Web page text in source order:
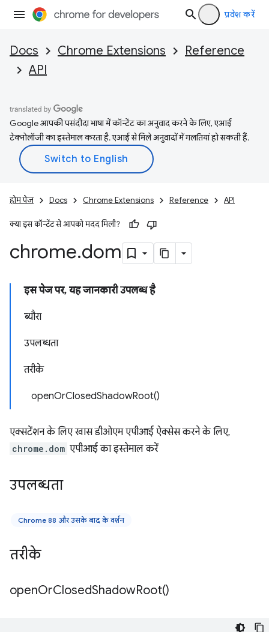
प्रवेश करें
Docs Chrome Extensions
Reference
API
Google आपकी पसंदीदा भाषा में कॉन्टेंट का अनुवाद करने के लिए, एआई
टेक्नोलॉजी का इस्तेमाल करता है. एआई से मिले अनुवादों में गलतियां हो सकती हैं.
होम पेज Docs Chrome Extensions Reference API
क्या इस कॉन्टेंट से आपको मदद मिली?
chrome.dom
इस पेज पर, यह जानकारी उपलब्ध है
ब्यौरा
उपलब्धता
तरीके
openOrClosedShadowRoot()
एक्सटेंशन के लिए खास डीओएम एपीआई ऐक्सेस करने के लिए,
chrome.dom एपीआई का इस्तेमाल करें
उपलब्धता
Chrome 88 और उसके बाद के वर्शन
तरीके
openOrClosedShadowRoot()